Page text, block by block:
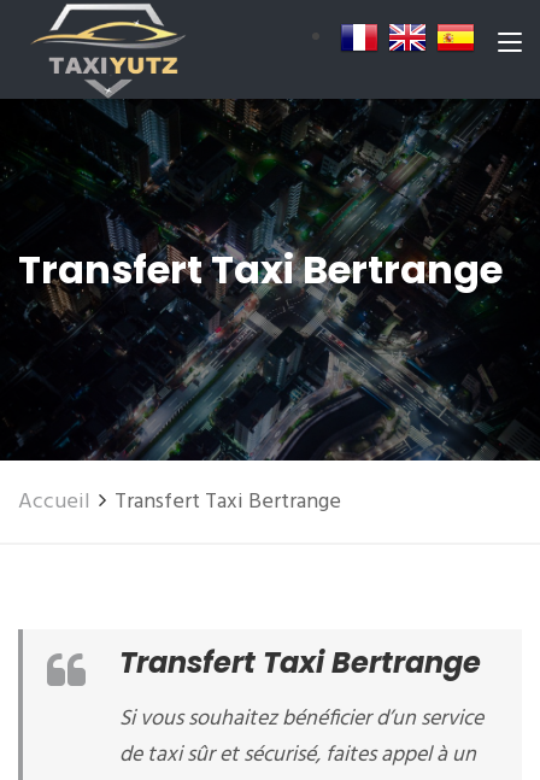
Transfert Taxi Bertrange
Accueil Transfert Taxi Bertrange
Transfert Taxi Bertrange
Si vous souhaitez bénéficier d’un service
de taxi sûr et sécurisé, faites appel à un